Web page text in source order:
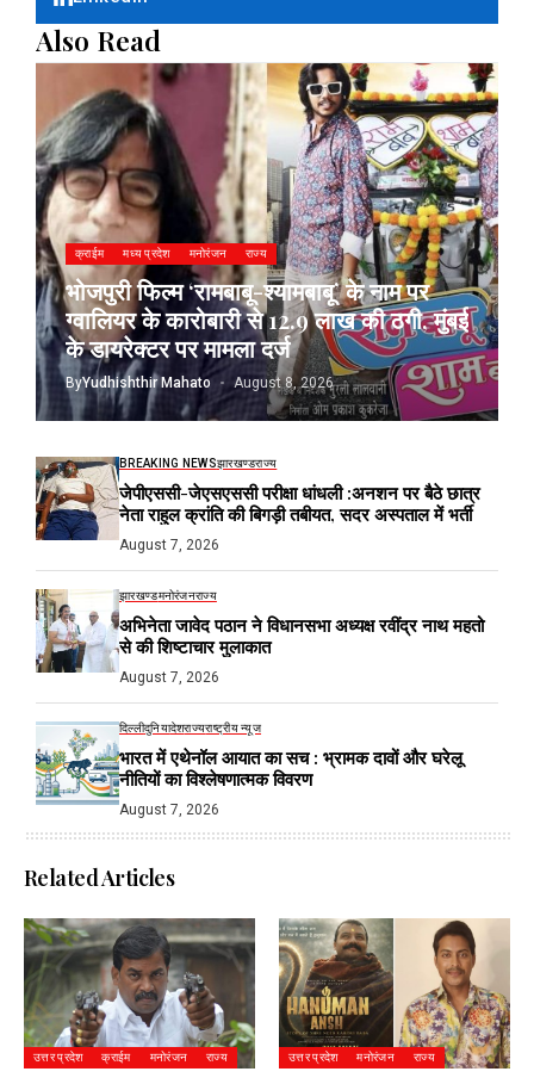
Also Read
क्राईम मध्य प्रदेश मनोरंजन राज्य
भोजपुरी फिल्म ‘रामबाबू-श्यामबाबू’ के नाम पर
ग्वालियर के कारोबारी से 12.9 लाख की ठगी, मुंबई
के डायरेक्टर पर मामला दर्ज
ByYudhishthir Mahato August 8, 2026
BREAKING NEWSझारखण्डराज्य
जेपीएससी-जेएसएससी परीक्षा धांधली :अनशन पर बैठे छात्र
नेता राहुल क्रांति की बिगड़ी तबीयत, सदर अस्पताल में भर्ती
August 7, 2026
झारखण्डमनोरंजनराज्य
अभिनेता जावेद पठान ने विधानसभा अध्यक्ष रवींद्र नाथ महतो
से की शिष्टाचार मुलाकात
August 7, 2026
दिल्लीदुनियादेशराज्यराष्ट्रीय न्यूज
भारत में एथेनॉल आयात का सच : भ्रामक दावों और घरेलू
नीतियों का विश्लेषणात्मक विवरण
August 7, 2026
Related Articles
उत्तर प्रदेश क्राईम मनोरंजन राज्य उत्तर प्रदेश मनोरंजन राज्य